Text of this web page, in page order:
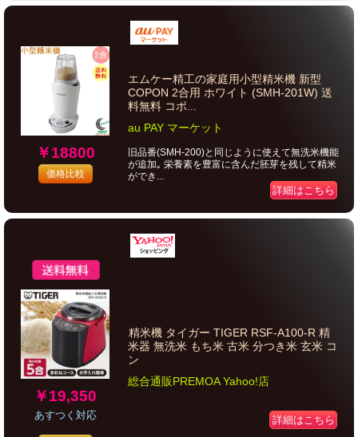
￥18800
価格比較
エムケー精工の家庭用小型精米機 新型
COPON 2合用 ホワイト (SMH-201W) 送
料無料 コポ...
au PAY マーケット
旧品番(SMH-200)と同じように使えて無洗米機能
が追加｡ 栄養素を豊富に含んだ胚芽を残して精米
ができ...
詳細はこちら
￥19,350
あすつく対応
精米機 タイガー TIGER RSF-A100-R 精
米器 無洗米 もち米 古米 分つき米 玄米 コ
ン
総合通販PREMOA Yahoo!店
詳細はこちら